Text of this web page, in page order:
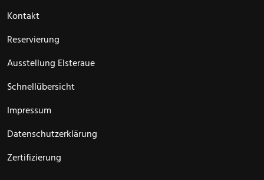
Kontakt
Reservierung
Ausstellung Elsteraue
Schnellübersicht
Impressum
Datenschutzerklärung
Zertifizierung